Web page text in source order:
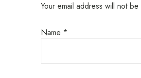
Your email address will not
Name *